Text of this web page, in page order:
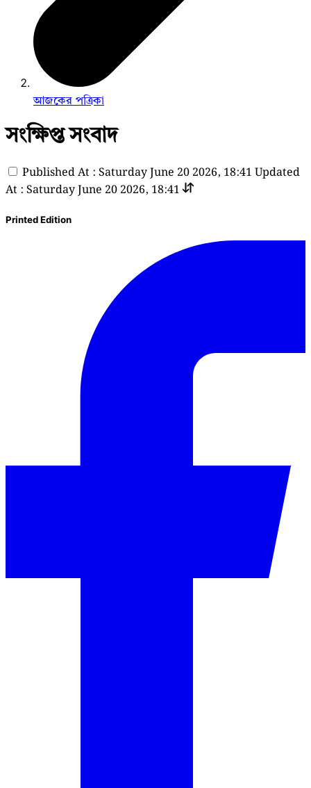
আজকের পত্রিকা
সংক্ষিপ্ত সংবাদ
Published At : Saturday June 20 2026, 18:41 Updated
At : Saturday June 20 2026, 18:41
Printed Edition